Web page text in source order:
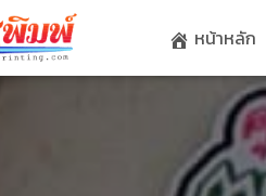
หน้าหลัก